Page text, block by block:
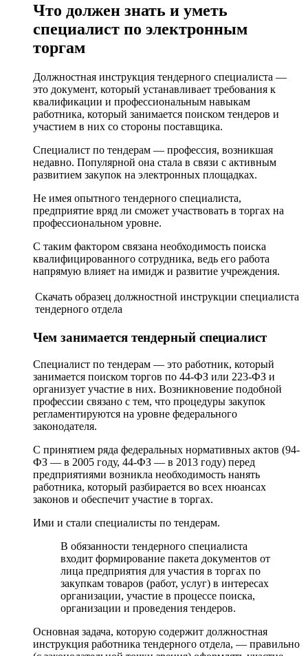
Что должен знать и уметь
специалист по электронным
торгам
Должностная инструкция тендерного специалиста —
это документ, который устанавливает требования к
квалификации и профессиональным навыкам
работника, который занимается поиском тендеров и
участием в них со стороны поставщика.
Специалист по тендерам — профессия, возникшая
недавно. Популярной она стала в связи с активным
развитием закупок на электронных площадках.
Не имея опытного тендерного специалиста,
предприятие вряд ли сможет участвовать в торгах на
профессиональном уровне.
С таким фактором связана необходимость поиска
квалифицированного сотрудника, ведь его работа
напрямую влияет на имидж и развитие учреждения.
Скачать образец должностной инструкции специалиста
тендерного отдела
Чем занимается тендерный специалист
Специалист по тендерам — это работник, который
занимается поиском торгов по 44-ФЗ или 223-ФЗ и
организует участие в них. Возникновение подобной
профессии связано с тем, что процедуры закупок
регламентируются на уровне федерального
законодателя.
С принятием ряда федеральных нормативных актов (94-
ФЗ — в 2005 году, 44-ФЗ — в 2013 году) перед
предприятиями возникла необходимость нанять
работника, который разбирается во всех нюансах
законов и обеспечит участие в торгах.
Ими и стали специалисты по тендерам.
В обязанности тендерного специалиста
входит формирование пакета документов от
лица предприятия для участия в торгах по
закупкам товаров (работ, услуг) в интересах
организации, участие в процессе поиска,
организации и проведения тендеров.
Основная задача, которую содержит должностная
инструкция работника тендерного отдела, — правильно